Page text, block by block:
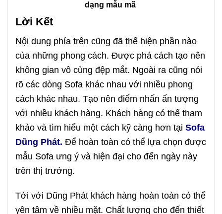
dạng mẫu mã
Lời Kết
Nội dung phía trên cũng đã thể hiện phần nào
của những phong cách. Được phá cách tạo nên
không gian vô cùng đệp mắt. Ngoài ra cũng nói
rõ các dòng Sofa khác nhau với nhiều phong
cách khác nhau. Tạo nên điểm nhấn ấn tượng
với nhiều khách hàng. Khách hàng có thể tham
khảo và tìm hiểu một cách kỹ càng hơn tại Sofa
Dũng Phát. Để hoàn toàn có thể lựa chọn được
mẫu Sofa ưng ý và hiện đại cho đến ngày này
trên thị trưởng.
Tới với Dũng Phát khách hàng hoàn toàn có thể
yên tâm về nhiều mặt. Chất lượng cho đến thiết